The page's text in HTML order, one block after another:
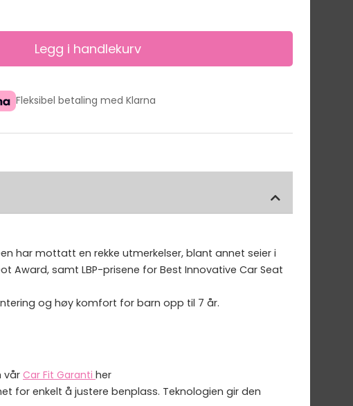
Fleksibel betaling med Klarna
har mottatt en rekke utmerkelser, blant annet seier i
Award, samt LBP-prisene for Best Innovative Car Seat
og høy komfort for barn opp til 7 år.
vår Car Fit Garanti her
for enkelt å justere benplass. Teknologien gir den